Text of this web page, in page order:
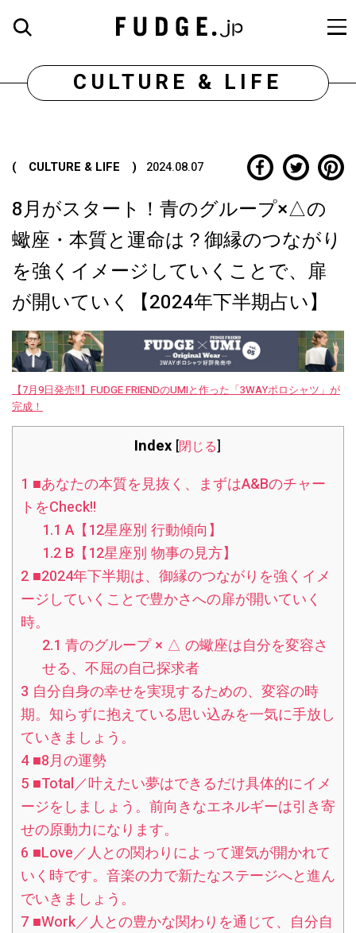
CULTURE & LIFE
( CULTURE & LIFE ) 2024.08.07
8月がスタート！青のグループ×△の
蠍座・本質と運命は？御縁のつながり
を強くイメージしていくことで、扉
が開いていく【2024年下半期占い】
【7月9日発売‼︎】FUDGE FRIENDのUMIと作った「3WAYポロシャツ」が
完成！
Index [閉じる]
1 ■あなたの本質を見抜く、まずはA&Bのチャー
トをCheck!!
1.1 A【12星座別 行動傾向】
1.2 B【12星座別 物事の見方】
2■2024年下半期は、御縁のつながりを強くイメ
ージしていくことで豊かさへの扉が開いていく
時。
2.1 青のグループ × △ の蠍座は自分を変容さ
せる、不屈の自己探求者
3 自分自身の幸せを実現するための、変容の時
期。知らずに抱えている思い込みを一気に手放し
ていきましょう。
4■8月の運勢
5■Total／叶えたい夢はできるだけ具体的にイメ
ージをしましょう。前向きなエネルギーは引き寄
せの原動力になります。
6 ■Love／人との関わりによって運気が開かれて
いく時です。音楽の力で新たなステージへと進ん
でいきましょう。
7■Work／人との豊かな関わりを通じて、自分自